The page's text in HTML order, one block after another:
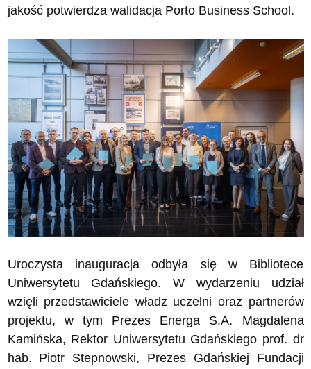
jakość potwierdza walidacja Porto Business School.
Uroczysta inauguracja odbyła się w Bibliotece
Uniwersytetu Gdańskiego. W wydarzeniu udział
wzięli przedstawiciele władz uczelni oraz partnerów
projektu, w tym Prezes Energa S.A. Magdalena
Kamińska, Rektor Uniwersytetu Gdańskiego prof. dr
hab. Piotr Stepnowski, Prezes Gdańskiej Fundacji